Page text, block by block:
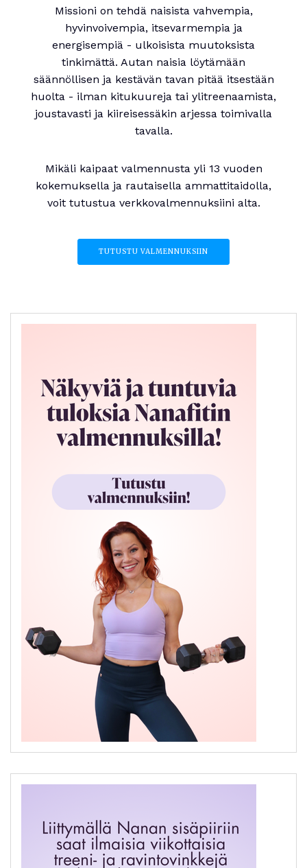
Missioni on tehdä naisista vahvempia,
hyvinvoivempia, itsevarmempia ja
energisempiä - ulkoisista muutoksista
tinkimättä. Autan naisia löytämään
säännöllisen ja kestävän tavan pitää itsestään
huolta - ilman kitukuureja tai ylitreenaamista,
joustavasti ja kiireisessäkin arjessa toimivalla
tavalla.
Mikäli kaipaat valmennusta yli 13 vuoden
kokemuksella ja rautaisella ammattitaidolla,
voit tutustua verkkovalmennuksiini alta.
TUTUSTU VALMENNUKSIIN